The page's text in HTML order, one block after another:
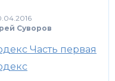
Суворов
Часть первая